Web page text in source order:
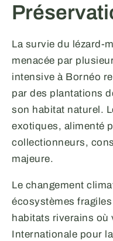
La survie du lézard-
menacée par
intensive à Bornéo
par des plantations
son habitat naturel.
exotiques, alimenté
collectionneurs,
majeure.
Le changement
écosystèmes
habitats riverains où
Internationale pour